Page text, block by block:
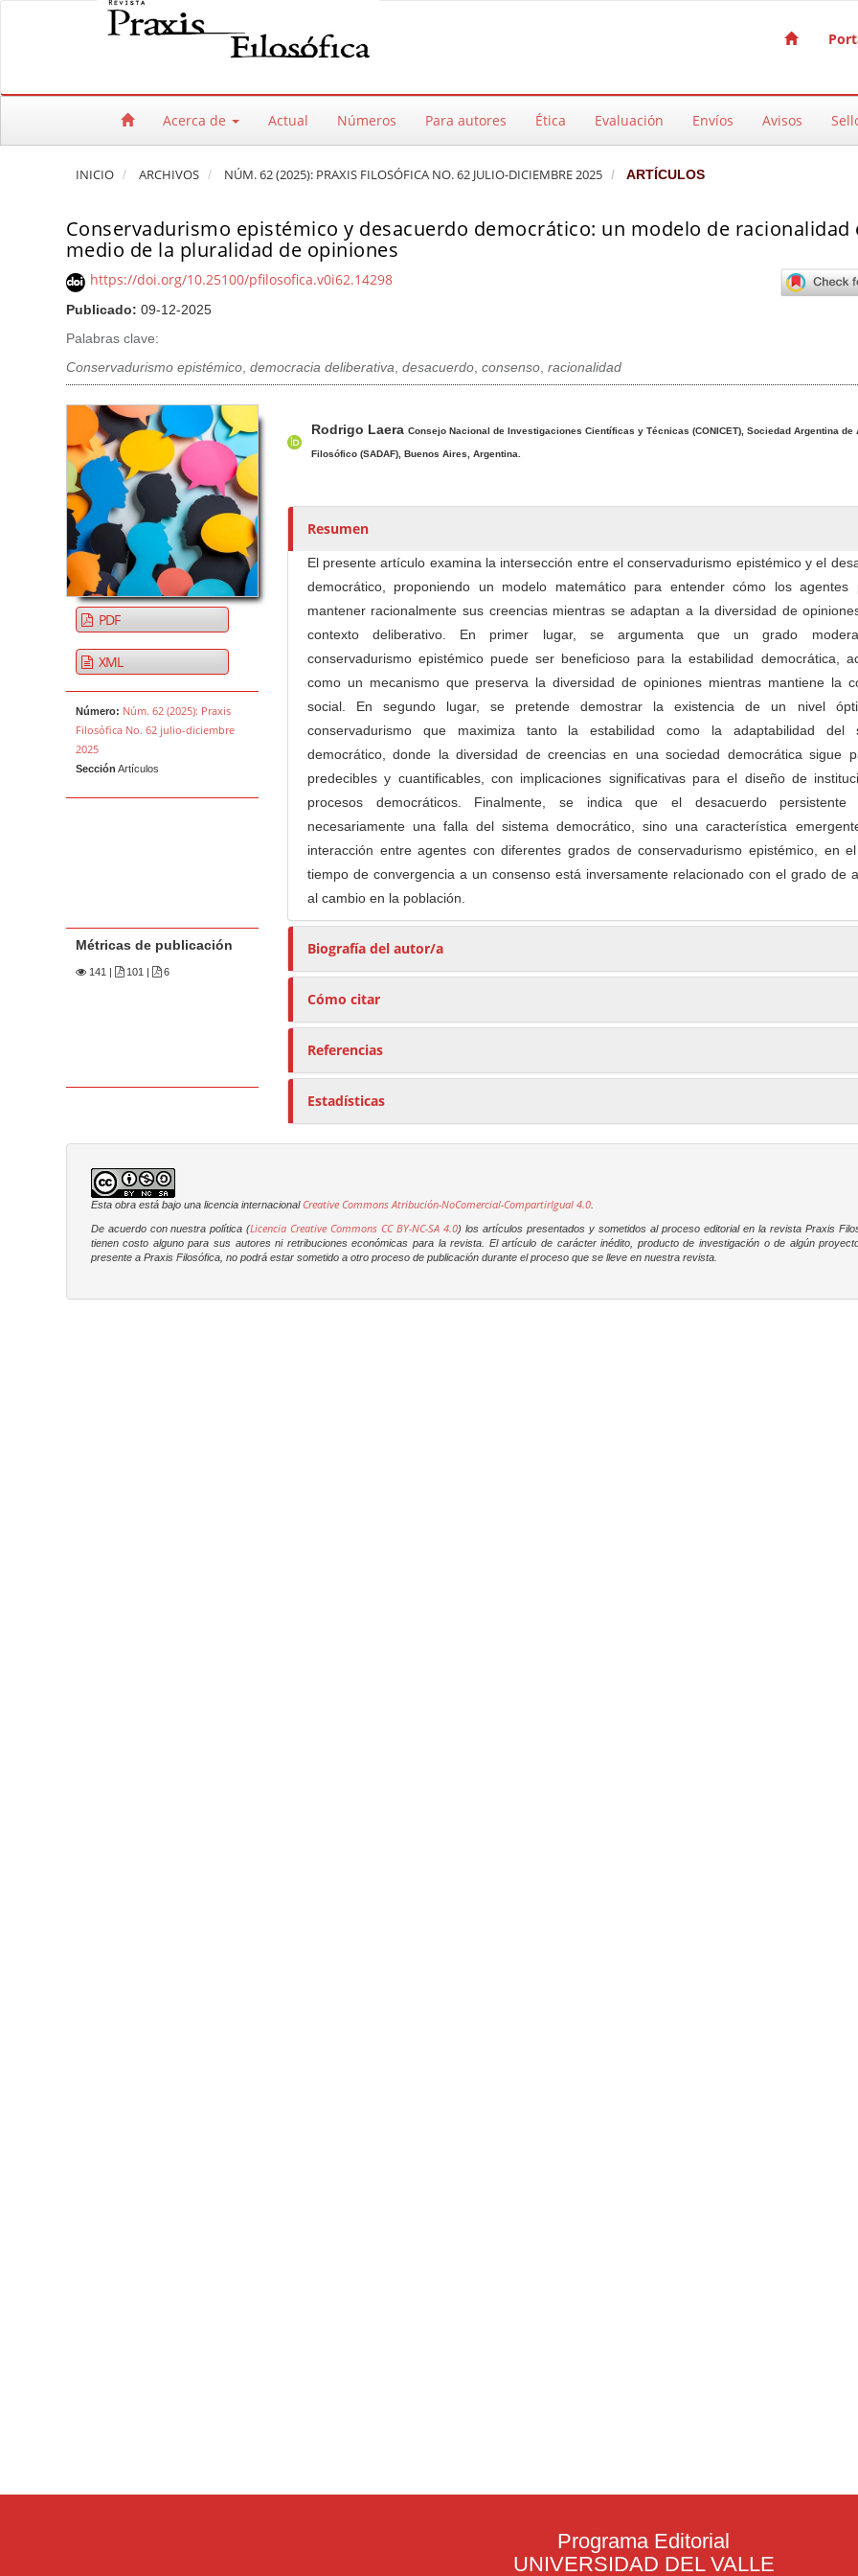
Salto rápido al contenido de la página
Navegación principal
Acerca de Actual Números Para autores Ética Evaluación Envíos Avisos
INICIO ARCHIVOS NÚM. 62 (2025): PRAXIS FILOSÓFICA NO. 62 JULIO-DICIEMBRE 2025 ARTÍCULOS
Conservadurismo epistémico y desacuerdo democrático: un modelo de racionalidad
medio de la pluralidad de opiniones
https://doi.org/10.25100/pfilosofica.v0i62.14298
Publicado: 09-12-2025
Palabras clave:
Conservadurismo epistémico, democracia deliberativa desacuerdo, consenso, racionalidad
Barra lateral del artículo
PDF
XML
Número: Núm. 62 (2025): Praxis
Filosófica No. 62 julio-diciembre
2025
Sección Artículos
Métricas de publicación
141 | 101 | 6
u
r
s
Rodrigo Laera Consejo Nacional de Investigaciones Científicas y Técnicas (CONICET), Sociedad Argentina de
Filosófico (SADAF), Buenos Aires, Argentina.
Resumen
El presente artículo examina la intersección entre el conservadurismo epistémico y el
democrático, proponiendo un modelo matemático para entender cómo los agentes
mantener racionalmente sus creencias mientras se adaptan a la diversidad de
contexto deliberativo. En primer lugar, se argumenta que un grado
conservadurismo epistémico puede ser beneficioso para la estabilidad democrática,
como un mecanismo que preserva la diversidad de opiniones mientras mantiene la
social. En segundo lugar, se pretende demostrar la existencia de un nivel
conservadurismo que maximiza tanto la estabilidad como la adaptabilidad del
democrático, donde la diversidad de creencias en una sociedad democrática sigue
predecibles y cuantificables, con implicaciones significativas para el diseño de
procesos democráticos. Finalmente, se indica que el desacuerdo
necesariamente una falla del sistema democrático, sino una característica
interacción entre agentes con diferentes grados de conservadurismo epistémico, en
tiempo de convergencia a un consenso está inversamente relacionado con el grado de
al cambio en la población.
Biografía del autor/a
Cómo citar
Referencias
Estadísticas
Esta obra está bajo una licencia internacional Creative Commons Atribución-NoComercial-CompartirIgual 4.0.
De acuerdo con nuestra política (Licencia Creative Commons CC BY-NC-SA 4.0) los artículos presentados y sometidos al proceso editorial en la revista Praxis
tienen costo alguno para sus autores ni retribuciones económicas para la revista. El artículo de carácter inédito, producto de investigación o de algún
presente a Praxis Filosófica, no podrá estar sometido a otro proceso de publicación durante el proceso que se lleve en nuestra revista.
Programa Editorial
UNIVERSIDAD DEL VALLE